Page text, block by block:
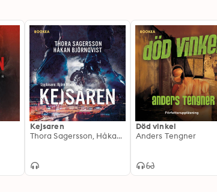
Kejsaren
Thora Sagersson, Håkan Björnqvist
Död vinkel
Anders Tengner